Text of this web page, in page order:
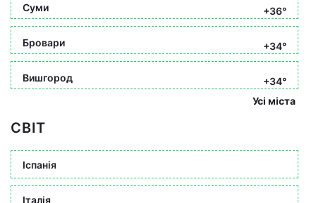
Суми +36°
Бровари +34°
Вишгород
+34°
Усі міста
СВІТ
Іспанія
Італія